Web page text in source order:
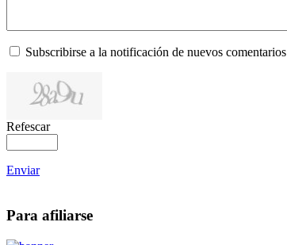
Subscribirse a la notificación de nuevos comentarios
Refescar
Enviar
Para afiliarse